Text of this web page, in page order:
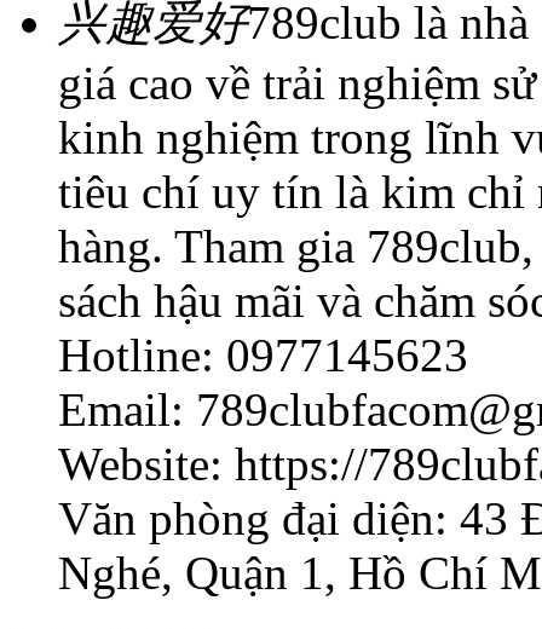
兴趣爱好789club là
giá cao về trải nghiệm
kinh nghiệm trong lĩnh
tiêu chí uy tín là kim chỉ
hàng. Tham gia
sách hậu mãi và chăm
Hotline: 0977145623
Email:
Website: https://
Văn phòng đại diện: 43
Nghé, Quận 1, Hồ Chí